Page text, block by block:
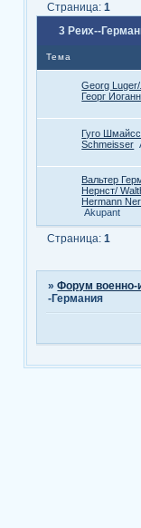
3 Реих--
Страница:1
Тема
Georg Luger/
Георг Иоганн
Гуго
Schmeisser
Вальтер
Нернст/
Hermann
Akupant
Страница:1
»Форум военно-
-Германия